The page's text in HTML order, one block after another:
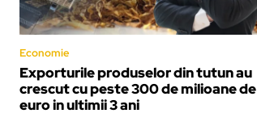
Economie
Exporturile produselor din tutun au
crescut cu peste 300 de milioane de
euro in ultimii 3 ani